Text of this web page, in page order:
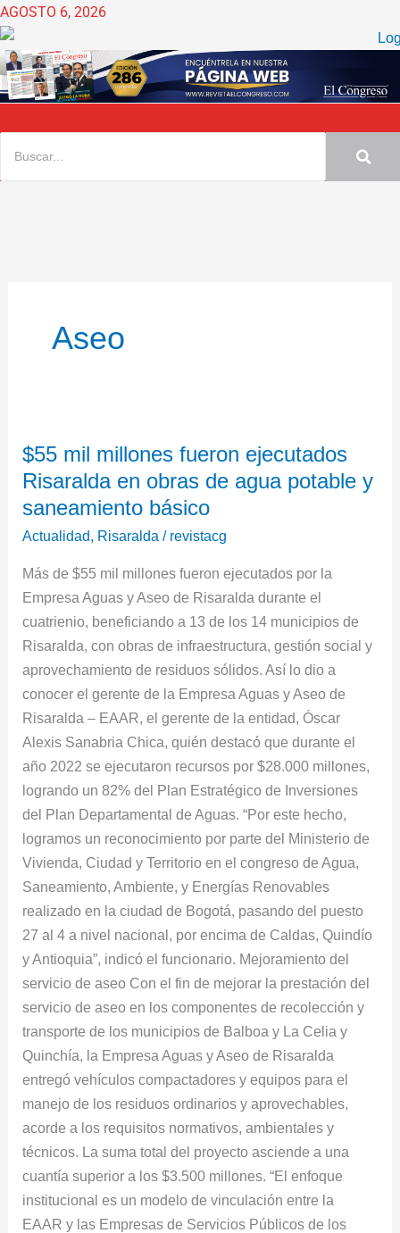
Ir
al
contenido
AGOSTO 6, 2026
Aseo
$55 mil millones fueron ejecutados
Risaralda en obras de agua potable y
saneamiento básico
Actualidad, Risaralda / revistacg
Más de $55 mil millones fueron ejecutados por la
Empresa Aguas y Aseo de Risaralda durante el
cuatrienio, beneficiando a 13 de los 14 municipios de
Risaralda, con obras de infraestructura, gestión social y
aprovechamiento de residuos sólidos. Así lo dio a
conocer el gerente de la Empresa Aguas y Aseo de
Risaralda – EAAR, el gerente de la entidad, Óscar
Alexis Sanabria Chica, quién destacó que durante el
año 2022 se ejecutaron recursos por $28.000 millones,
logrando un 82% del Plan Estratégico de Inversiones
del Plan Departamental de Aguas. “Por este hecho,
logramos un reconocimiento por parte del Ministerio de
Vivienda, Ciudad y Territorio en el congreso de Agua,
Saneamiento, Ambiente, y Energías Renovables
realizado en la ciudad de Bogotá, pasando del puesto
27 al 4 a nivel nacional, por encima de Caldas, Quindío
y Antioquia”, indicó el funcionario. Mejoramiento del
servicio de aseo Con el fin de mejorar la prestación del
servicio de aseo en los componentes de recolección y
transporte de los municipios de Balboa y La Celia y
Quinchía, la Empresa Aguas y Aseo de Risaralda
entregó vehículos compactadores y equipos para el
manejo de los residuos ordinarios y aprovechables,
acorde a los requisitos normativos, ambientales y
técnicos. La suma total del proyecto asciende a una
cuantía superior a los $3.500 millones. “El enfoque
institucional es un modelo de vinculación entre la
EAAR y las Empresas de Servicios Públicos de los
mil
millones
fueron
ejecutados
en
obras
de
agua
potable
y
saneamiento
básico